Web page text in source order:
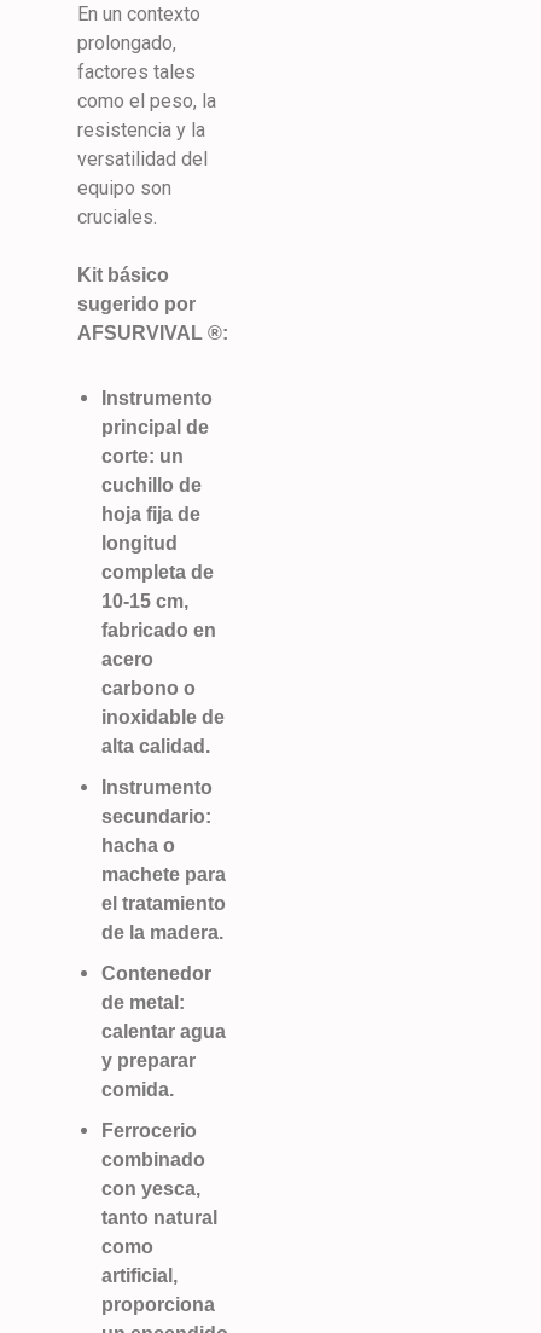
En un contexto
prolongado,
factores tales
como el peso, la
resistencia y la
versatilidad del
equipo son
cruciales.
Kit básico
sugerido por
AFSURVIVAL ®:
Instrumento
principal de
corte: un
cuchillo de
hoja fija de
longitud
completa de
10-15 cm,
fabricado en
acero
carbono o
inoxidable de
alta calidad.
Instrumento
secundario:
hacha o
machete para
el tratamiento
de la madera.
Contenedor
de metal:
calentar agua
y preparar
comida.
Ferrocerio
combinado
con yesca,
tanto natural
como
artificial,
proporciona